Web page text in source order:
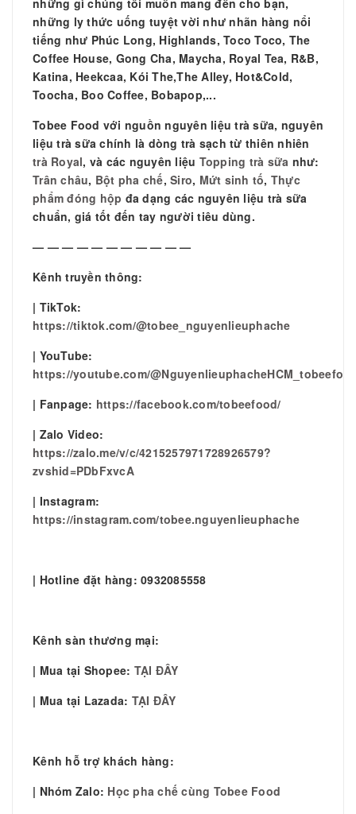
những ly thức uống tuyệt vời như nhãn hàng nổi
tiếng như Phúc Long, Highlands, Toco Toco, The
Coffee House, Gong Cha, Maycha, Royal Tea, R&B,
Katina, Heekcaa, Kói The,The Alley, Hot&Cold,
Toocha, Boo Coffee, Bobapop,...
Tobee Food với nguồn nguyên liệu trà sữa, nguyên
liệu trà sữa chính là dòng trà sạch từ thiên nhiên
trà Royal, và các nguyên liệu Topping trà sữa như:
Trân châu, Bột pha chế, Siro, Mứt sinh tố, Thực
phẩm đóng hộp đa dạng các nguyên liệu trà sữa
chuẩn, giá tốt đến tay người tiêu dùng.
— — — — — — — — — — —
Kênh truyền thông:
| TikTok:
https://tiktok.com/@tobee_nguyenlieuphache
| YouTube:
https://youtube.com/
| Fanpage: https://facebook.com/tobeefood/
| Zalo Video:
https://zalo.me/v/c/4215257971728926579?
zvshid=PDbFxvcA
| Instagram:
https://instagram.com/tobee.nguyenlieuphache
| Hotline đặt hàng: 0932085558
Kênh sàn thương mại:
| Mua tại Shopee: TẠI ĐÂY
| Mua tại Lazada: TẠI ĐÂY
Kênh hỗ trợ khách hàng:
| Nhóm Zalo: Học pha chế cùng Tobee Food